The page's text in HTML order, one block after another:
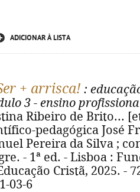
ADICIONAR À LISTA
+ arrisca! :
3 - ensino
Ribeiro de Brito...
pedagógica José
Pereira da Silva ;
- 1ª ed. - Lisboa :
Cristã, 2025. -
03-6